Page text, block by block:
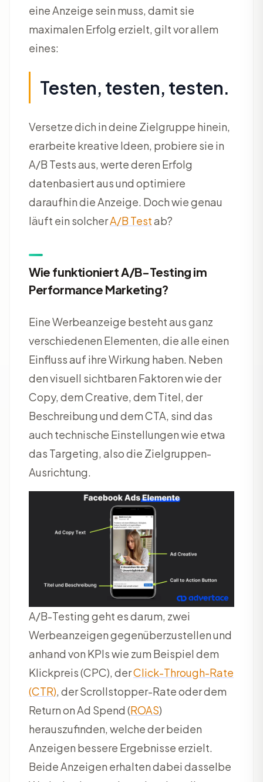
eine Anzeige sein muss, damit sie
maximalen Erfolg erzielt, gilt vor allem
eines:
Testen, testen, testen.
Versetze dich in deine Zielgruppe hinein,
erarbeite kreative Ideen, probiere sie in
A/B Tests aus, werte deren Erfolg
datenbasiert aus und optimiere
daraufhin die Anzeige. Doch wie genau
läuft ein solcherA/B Testab?
Wie funktioniert A/B-Testing im
Performance Marketing?
Eine Werbeanzeige besteht aus ganz
verschiedenen Elementen, die alle einen
Einfluss auf ihre Wirkung haben. Neben
den visuell sichtbaren Faktoren wie der
Copy, dem Creative, dem Titel, der
Beschreibung und dem CTA, sind das
auch technische Einstellungen wie etwa
das Targeting, also die Zielgruppen-
Ausrichtung.​​
A/B-Testing geht es darum, zwei
Werbeanzeigen gegenüberzustellen und
anhand von KPIs wie zum Beispiel dem
Klickpreis (CPC), derClick-Through-Rate
(CTR), der Scrollstopper-Rate oder dem
Return on Ad Spend (ROAS)
herauszufinden, welche der beiden
Anzeigen bessere Ergebnisse erzielt.
Beide Anzeigen erhalten dabei dasselbe